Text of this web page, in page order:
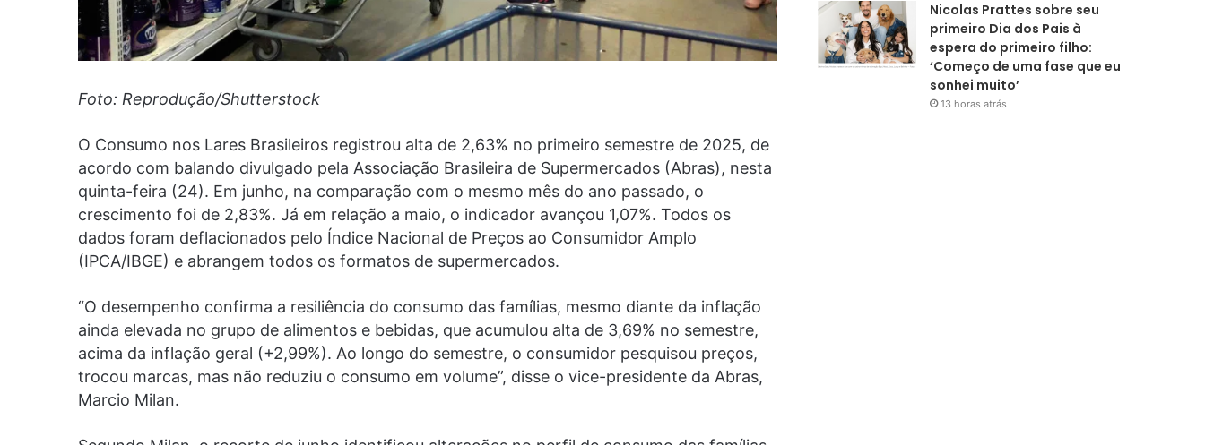
Foto: Reprodução/Shutterstock
O Consumo nos Lares Brasileiros registrou alta de 2,63% no primeiro semestre de 2025, de
acordo com balando divulgado pela Associação Brasileira de Supermercados (Abras), nesta
quinta-feira (24). Em junho, na comparação com o mesmo mês do ano passado, o
crescimento foi de 2,83%. Já em relação a maio, o indicador avançou 1,07%. Todos os
dados foram deflacionados pelo Índice Nacional de Preços ao Consumidor Amplo
(IPCA/IBGE) e abrangem todos os formatos de supermercados.
“O desempenho confirma a resiliência do consumo das famílias, mesmo diante da inflação
ainda elevada no grupo de alimentos e bebidas, que acumulou alta de 3,69% no semestre,
acima da inflação geral (+2,99%). Ao longo do semestre, o consumidor pesquisou preços,
trocou marcas, mas não reduziu o consumo em volume”, disse o vice-presidente da Abras,
Marcio Milan.
Nicolas Prattes sobre seu
primeiro Dia dos Pais à
espera do primeiro filho:
‘Começo de uma fase que eu
sonhei muito’
13 horas atrás